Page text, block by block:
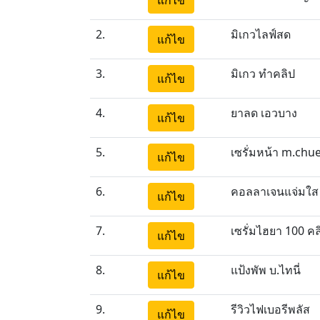
2. แก้ไข มิเกวไลฟ์สด
3. แก้ไข มิเกว ทำคลิป
4. แก้ไข ยาลด เอวบาง
5. แก้ไข เซรั่มหน้า
6. แก้ไข คอลลาเจนแจ่มใส
7. แก้ไข เซรั่มไฮยา 100
8. แก้ไข แป้งพัพ บ.ไทนี่
9. แก้ไข รีวิวไฟเบอรีพลัส